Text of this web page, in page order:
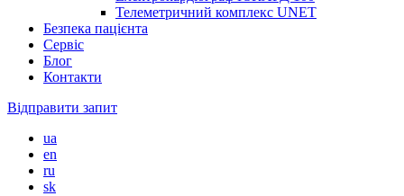
Телеметричний комплекс UNET
Безпека пацієнта
Сервіс
Блог
Контакти
Відправити запит
ua
en
ru
sk